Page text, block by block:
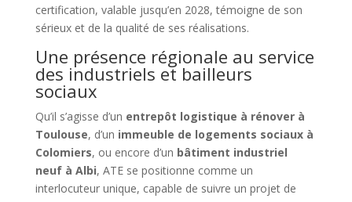
certification, valable jusqu’en 2028, témoigne de son
sérieux et de la qualité de ses réalisations.
Une présence régionale au service
des industriels et bailleurs
sociaux
Qu’il s’agisse d’un entrepôt logistique à rénover à
Toulouse, d’un immeuble de logements sociaux à
Colomiers, ou encore d’un bâtiment industriel
neuf à Albi, ATE se positionne comme un
interlocuteur unique, capable de suivre un projet de